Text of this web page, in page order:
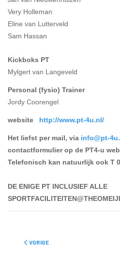
Very Holleman
Eline van Lutterveld
Sam Hassan
Kickboks PT
Mylgert van Langeveld
Personal (fysio) Trainer
Jordy Coorengel
website http://www.pt-4u.nl/
Het liefst per mail, via info@pt-
contactformulier op de PT4-u
Telefonisch kan natuurlijk ook T
DE ENIGE PT INCLUSIEF ALLE
VORIG ARTIKEL: BEDRIJFSFITNESS
VORIGE